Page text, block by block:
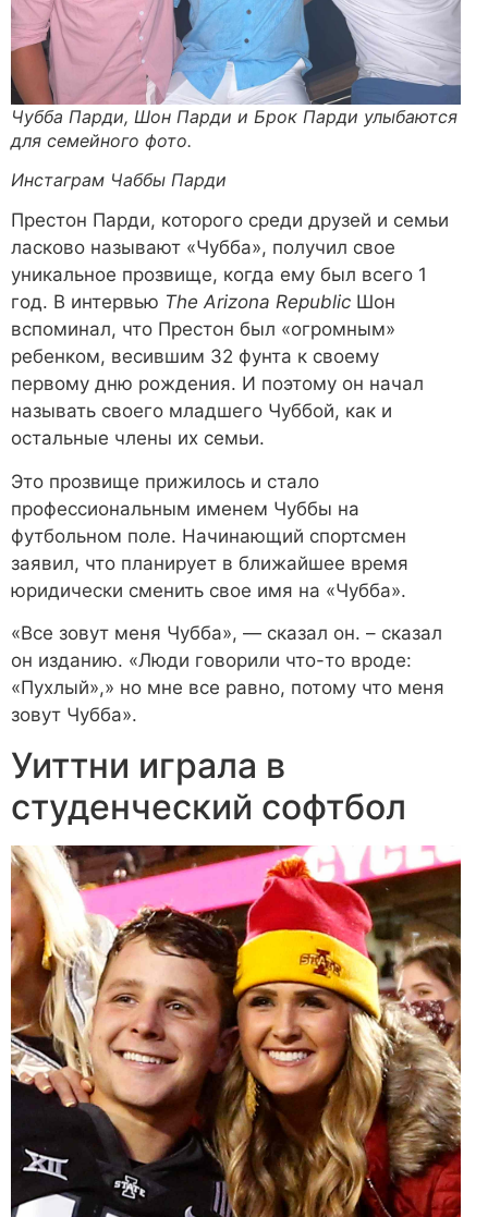
Чубба Парди, Шон Парди и Брок Парди улыбаются
для семейного фото.
Инстаграм Чаббы Парди
Престон Парди, которого среди друзей и семьи
ласково называют «Чубба», получил свое
уникальное прозвище, когда ему был всего 1
год. В интервью The Arizona Republic Шон
вспоминал, что Престон был «огромным»
ребенком, весившим 32 фунта к своему
первому дню рождения. И поэтому он начал
называть своего младшего Чуббой, как и
остальные члены их семьи.
Это прозвище прижилось и стало
профессиональным именем Чуббы на
футбольном поле. Начинающий спортсмен
заявил, что планирует в ближайшее время
юридически сменить свое имя на «Чубба».
«Все зовут меня Чубба», — сказал он. – сказал
он изданию. «Люди говорили что-то вроде:
«Пухлый»,» но мне все равно, потому что меня
зовут Чубба».
Уиттни играла в
студенческий софтбол